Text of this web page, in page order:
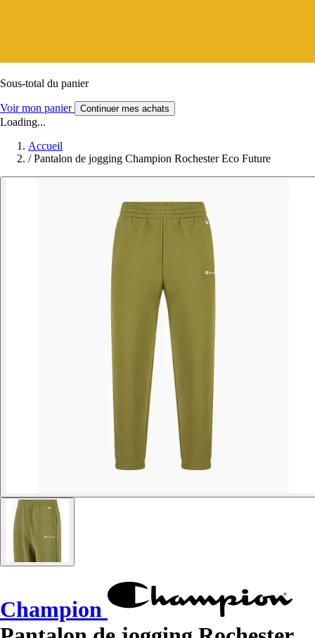
Sous-total du panier
Voir mon panier Continuer mes achats
Loading...
Accueil
/ Pantalon de jogging Champion Rochester Eco Future
Champion